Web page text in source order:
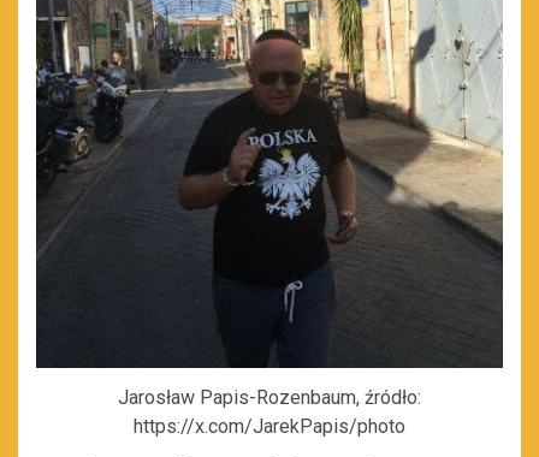
Jarosław Papis-Rozenbaum, źródło:
https://x.com/JarekPapis/photo